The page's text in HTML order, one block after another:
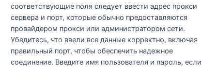
соответствующие поля следует ввести адрес прокси
сервера и порт, которые обычно предоставляются
провайдером прокси или администратором сети.
Убедитесь, что ввели все данные корректно, включая
правильный порт, чтобы обеспечить надежное
соединение. Введите имя пользователя и пароль, если